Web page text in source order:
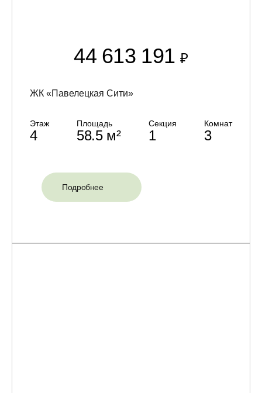
44 613 191₽
ЖК «Павелецкая Сити»
Этаж
4
Площадь
58.5 м²
Секция
1
Комнат
3
Подробнее